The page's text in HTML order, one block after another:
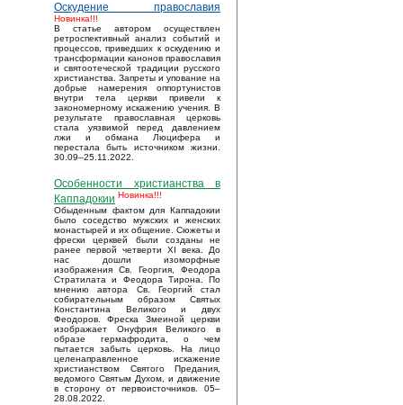
Оскудение православия
Новинка!!!
В статье автором осуществлен
ретроспективный анализ событий и
процессов, приведших к оскудению и
трансформации канонов православия
и святоотеческой традиции русского
христианства. Запреты и упование на
добрые намерения оппортунистов
внутри тела церкви привели к
закономерному искажению учения. В
результате православная церковь
стала уязвимой перед давлением
лжи и обмана Люцифера и
перестала быть источником жизни.
30.09–25.11.2022.
Особенности христианства в
Каппадокии Новинка!!!
Обыденным фактом для Каппадокии
было соседство мужских и женских
монастырей и их общение. Сюжеты и
фрески церквей были созданы не
ранее первой четверти XI века. До
нас дошли изоморфные
изображения Св. Георгия, Феодора
Стратилата и Феодора Тирона. По
мнению автора Св. Георгий стал
собирательным образом Святых
Константина Великого и двух
Феодоров. Фреска Змеиной церкви
изображает Онуфрия Великого в
образе гермафродита, о чем
пытается забыть церковь. На лицо
целенаправленное искажение
христианством Святого Предания,
ведомого Святым Духом, и движение
в сторону от первоисточников. 05–
28.08.2022.